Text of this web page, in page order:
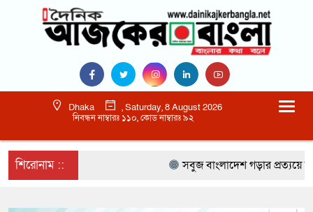
Dhaka
, Saturday, 8 August 2026
নিবন্ধন নাম্বারঃ ১১০, কোড নাম্বারঃ ৯২
শিরোনাম :: সবুজ বাংলাদেশ গড়ার প্রত্যয়ে